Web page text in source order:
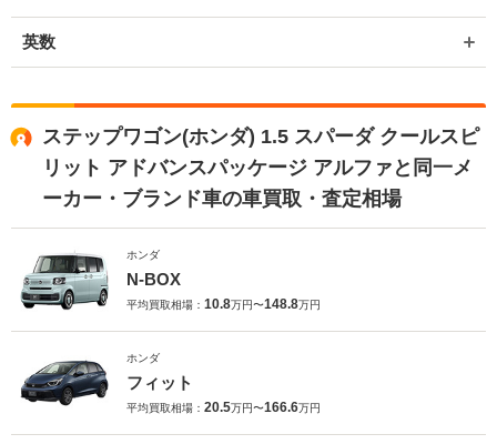
英数
ステップワゴン(ホンダ) 1.5 スパーダ クールスピ
リット アドバンスパッケージ アルファと同一メ
ーカー・ブランド車の車買取・査定相場
ホンダ
N-BOX
平均買取相場： 10.8万円〜148.8万円
ホンダ
フィット
平均買取相場： 20.5万円〜166.6万円